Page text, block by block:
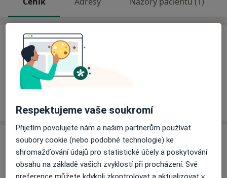
Ceník
Informace o službách a cenách nejsou k dispozici
Tento specialista ještě nepřidával žádné informace o
Adresa
FN Motol Praha
V Úvalu 84, Praha
Respektujeme vaše soukromí
Přijetím povolujete nám a našim partnerům používat
soubory cookie (nebo podobné technologie) ke
shromažďování údajů pro statistické účely a poskytování
obsahu na základě vašich zvyklostí při procházení. Své